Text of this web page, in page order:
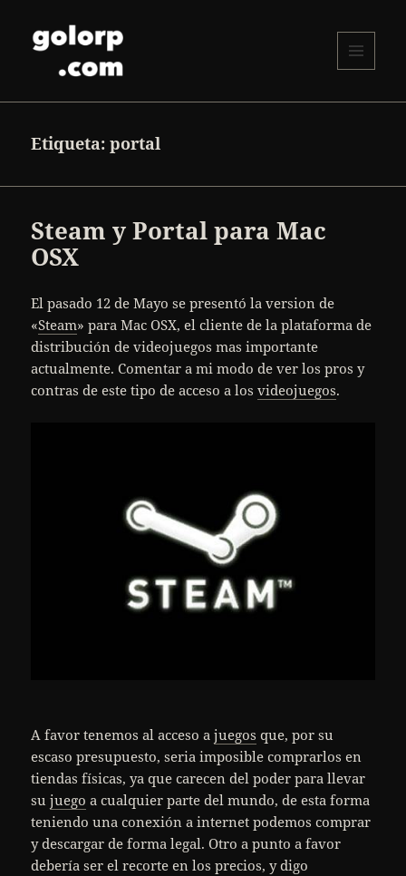
WIDGETS
Etiqueta:portal
Steam y Portal para Mac
OSX
El pasado 12 de Mayo se presentó la version de
«Steam» para Mac OSX, el cliente de la plataforma de
distribución de videojuegos mas importante
actualmente. Comentar a mi modo de ver los pros y
contras de este tipo de acceso a losvideojuegos.
A favor tenemos al acceso ajuegos que, por su
escaso presupuesto, seria imposible comprarlos en
tiendas físicas, ya que carecen del poder para llevar
sujuego a cualquier parte del mundo, de esta forma
teniendo una conexión a internet podemos comprar
y descargar de forma legal. Otro a punto a favor
debería ser el recorte en los precios, y digo